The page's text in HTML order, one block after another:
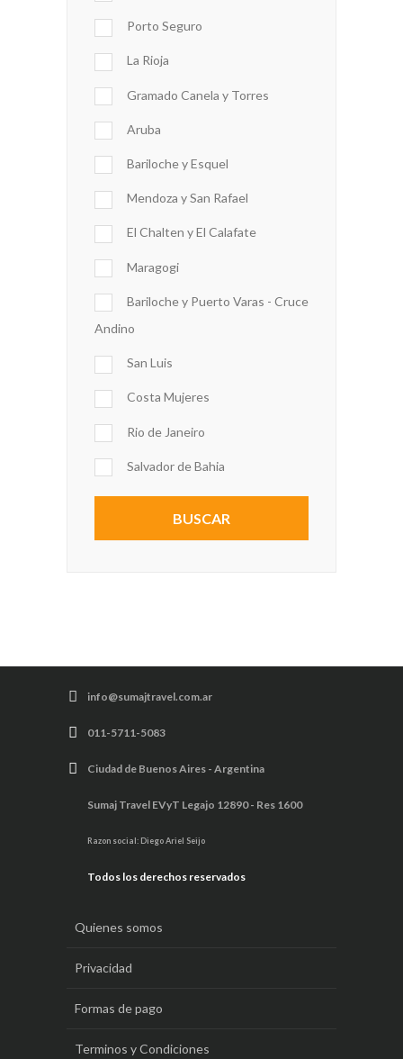
Porto Seguro
La Rioja
Gramado Canela y Torres
Aruba
Bariloche y Esquel
Mendoza y San Rafael
El Chalten y El Calafate
Maragogi
Bariloche y Puerto Varas - Cruce
Andino
San Luis
Costa Mujeres
Rio de Janeiro
Salvador de Bahia
info@sumajtravel.com.ar
011-5711-5083
Ciudad de Buenos Aires - Argentina
Sumaj Travel EVyT Legajo 12890 - Res 1600
Razon social: Diego Ariel Seijo
Todos los derechos reservados
Quienes somos
Privacidad
Formas de pago
Terminos y Condiciones